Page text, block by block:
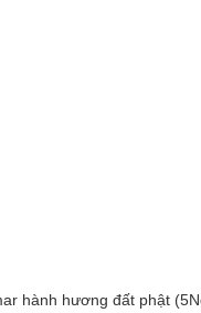
hành hương đất phật